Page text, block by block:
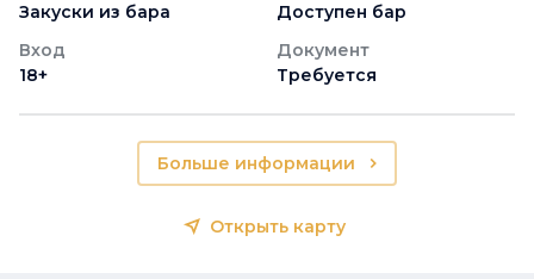
Закуски из бара
Доступен бар
Вход
18+
Документ
Требуется
Больше информации
Открыть карту